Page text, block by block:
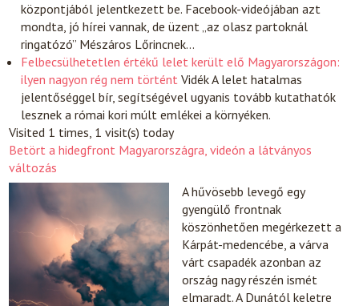
központjából jelentkezett be. Facebook-videójában azt
mondta, jó hírei vannak, de üzent „az olasz partoknál
ringatózó” Mészáros Lőrincnek…
Felbecsülhetetlen értékű lelet került elő Magyarországon:
ilyen nagyon rég nem történt VidékA lelet hatalmas
jelentőséggel bír, segítségével ugyanis tovább kutathatók
lesznek a római kori múlt emlékei a környéken.
Visited 1 times, 1 visit(s) today
Betört a hidegfront Magyarországra, videón a látványos
változás
A hűvösebb levegő egy
gyengülő frontnak
köszönhetően megérkezett a
Kárpát-medencébe, a várva
várt csapadék azonban az
ország nagy részén ismét
elmaradt. A Dunától keletre